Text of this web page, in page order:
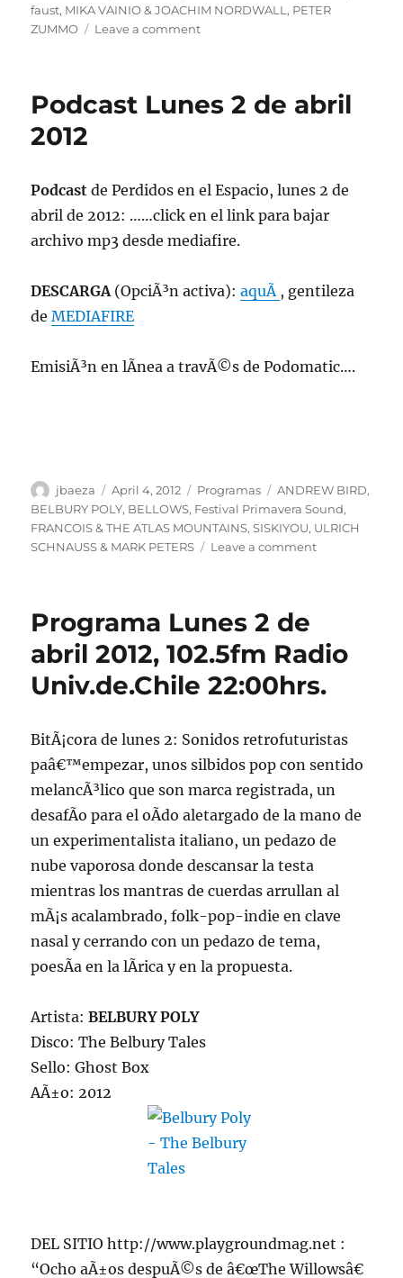
faust, MIKA VAINIO & JOACHIM NORDWALL, PETER
ZUMMO
Leave a commenton
de
Radio
Univ.de.Chile
22:00hrs.
Podcast Lunes 2 de abril
2012
Podcastde Perdidos en el Espacio, lunes 2 de
abril de 2012: ……click en el link para bajar
archivo mp3 desde mediafire.
DESCARGA (OpciÃ³n activa):aquÃ­ , gentileza
deMEDIAFIRE
EmisiÃ³n en lÃ­nea a travÃ©s de Podomatic….
Author
jbaeza
Posted
on
April 4, 2012 Categories
Programas Tags
ANDREW BIRD,
BELBURY POLY, BELLOWS, Festival Primavera Sound,
FRANCOIS & THE ATLAS MOUNTAINS,SISKIYOU, ULRICH
SCHNAUSS & MARK PETERS
Leave a commenton
abril
2012
Programa Lunes 2 de
abril 2012, 102.5fm Radio
Univ.de.Chile 22:00hrs.
BitÃ¡cora de lunes 2: Sonidos retrofuturistas
paâ€™empezar, unos silbidos pop con sentido
melancÃ³lico que son marca registrada, un
desafÃ­o para el oÃ­do aletargado de la mano de
un experimentalista italiano, un pedazo de
nube vaporosa donde descansar la testa
mientras los mantras de cuerdas arrullan al
mÃ¡s acalambrado, folk-pop-indie en clave
nasal y cerrando con un pedazo de tema,
poesÃ­a en la lÃ­rica y en la propuesta.
Artista:BELBURY POLY
Disco: The Belbury Tales
Sello: Ghost Box
AÃ±o: 2012
DEL SITIO http://www.playgroundmag.net :
“Ocho aÃ±os despuÃ©s de â€œThe Willowsâ€